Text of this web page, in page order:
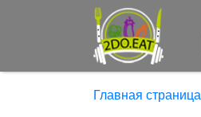
Главная страница